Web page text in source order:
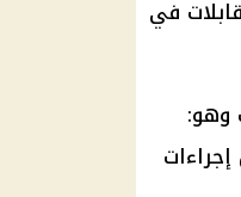
في
وهو:
إجراءات